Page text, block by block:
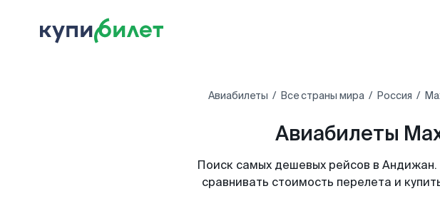
Авиабилеты Все страны мира Россия
Авиабилеты
Поиск самых дешевых рейсов в
сравнивать стоимость перелета и